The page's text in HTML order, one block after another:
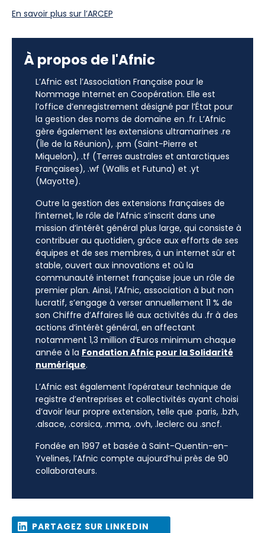
En savoir plus sur l’ARCEP
À propos de l'Afnic
L’Afnic est l’Association Française pour le
Nommage Internet en Coopération. Elle est
l’office d’enregistrement désigné par l’État pour
la gestion des noms de domaine en .fr. L’Afnic
gère également les extensions ultramarines .re
(Île de la Réunion), .pm (Saint-Pierre et
Miquelon), .tf (Terres australes et antarctiques
Françaises), .wf (Wallis et Futuna) et .yt
(Mayotte).
Outre la gestion des extensions françaises de
l’internet, le rôle de l’Afnic s’inscrit dans une
mission d’intérêt général plus large, qui consiste à
contribuer au quotidien, grâce aux efforts de ses
équipes et de ses membres, à un internet sûr et
stable, ouvert aux innovations et où la
communauté internet française joue un rôle de
premier plan. Ainsi, l’Afnic, association à but non
lucratif, s’engage à verser annuellement 11 % de
son Chiffre d’Affaires lié aux activités du .fr à des
actions d’intérêt général, en affectant
notamment 1,3 million d’Euros minimum chaque
année à la Fondation Afnic pour la Solidarité
numérique.
L’Afnic est également l’opérateur technique de
registre d’entreprises et collectivités ayant choisi
d’avoir leur propre extension, telle que .paris, .bzh,
.alsace, .corsica, .mma, .ovh, .leclerc ou .sncf.
Fondée en 1997 et basée à Saint-Quentin-en-
Yvelines, l’Afnic compte aujourd’hui près de 90
collaborateurs.
PARTAGEZ SUR LINKEDIN